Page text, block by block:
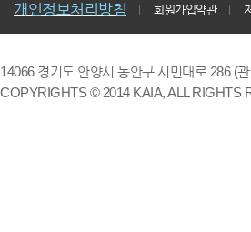
개인정보처리방침 회원가입약관
14066 경기도 안양시 동안구 시민대로 286 (
COPYRIGHTS © 2014 KAIA, ALL RIGHTS